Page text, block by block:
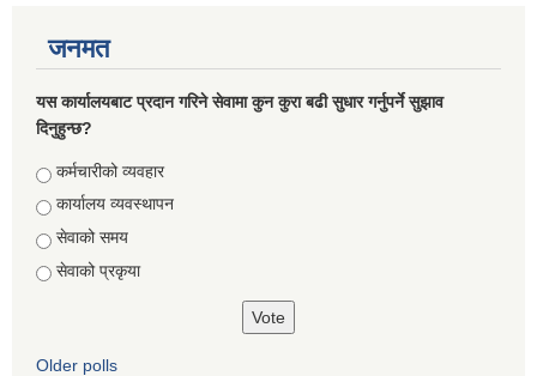
जनमत
यस कार्यालयबाट प्रदान गरिने सेवामा कुन कुरा बढी सुधार गर्नुपर्ने सुझाव
दिनुहुन्छ?
Choices
कर्मचारीको व्यवहार
कार्यालय व्यवस्थापन
सेवाको समय
सेवाको प्रकृया
Older polls